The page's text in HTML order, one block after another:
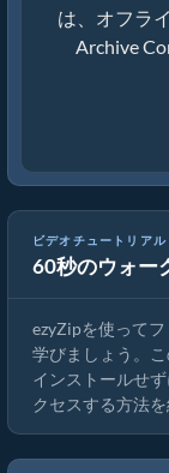
は、オフラ
Archive
ビデオチュートリアル
60秒のウォー
ezyZipでファイ
ezyZipを使って
学びましょう。
インストールせ
クセスする方法を